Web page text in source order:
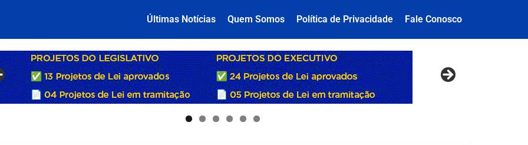
Últimas Notícias Quem Somos Política de Privacidade Fale Conosco